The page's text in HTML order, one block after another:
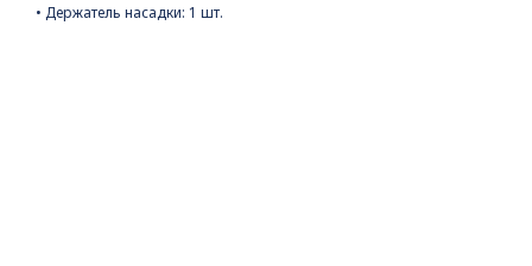
• Держатель насадки: 1 шт.